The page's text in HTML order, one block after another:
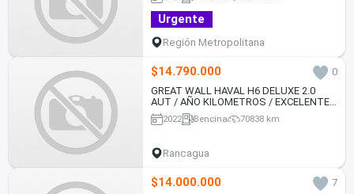
Urgente
Región Metropolitana
$14.790.000
0
GREAT WALL HAVAL H6 DELUXE 2.0
AUT / AÑO KILOMETROS / EXCELENTE
ESTADO
2022 Bencina 70838 km
Rancagua
$14.000.000
7